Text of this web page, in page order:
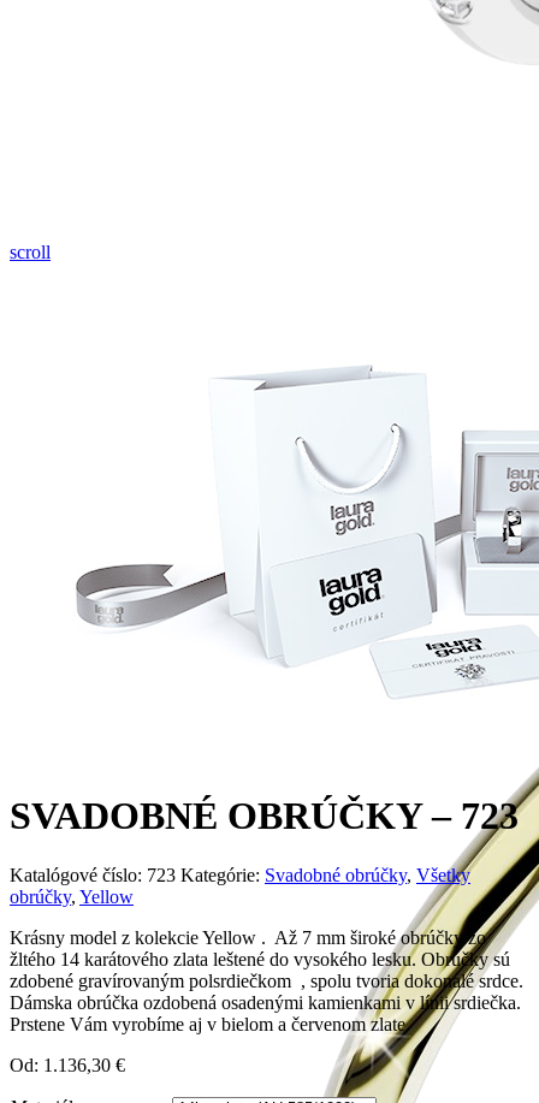
scroll
SVADOBNÉ OBRÚČKY – 723
Katalógové číslo: 723 Kategórie: Svadobné obrúčky, Všetky
obrúčky, Yellow
Krásny model z kolekcie Yellow . Až 7 mm široké obrúčky zo
žltého 14 karátového zlata leštené do vysokého lesku. Obrúčky sú
zdobené gravírovaným polsrdiečkom , spolu tvoria dokonalé srdce.
Dámska obrúčka ozdobená osadenými kamienkami v línii srdiečka.
Prstene Vám vyrobíme aj v bielom a červenom zlate.
Od: 1.136,30 €